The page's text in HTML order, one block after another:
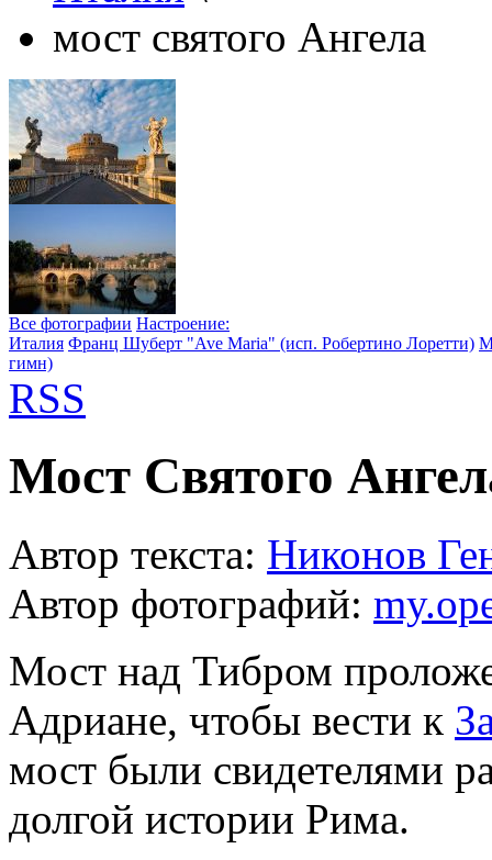
мост святого Ангела
Все фотографии Настроение:
Италия Франц Шуберт "Ave Maria" (исп. Робертино Лоретти)
гимн)
RSS
Мост Святого
Автор текста: Никонов
Автор фотографий:
Мост над Тибром
Адриане, чтобы вести к
мост были свидетелями
долгой истории Рима.